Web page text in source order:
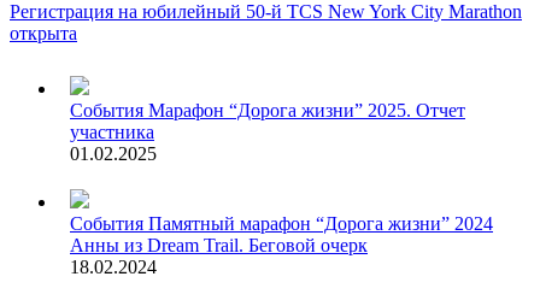
Регистрация на юбилейный 50-й TCS New York City Marathon
открыта
События Марафон “Дорога жизни” 2025. Отчет
участника
01.02.2025
События Памятный марафон “Дорога жизни” 2024
Анны из Dream Trail. Беговой очерк
18.02.2024